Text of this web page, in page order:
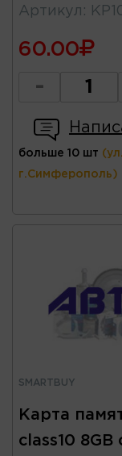
Артикул :
60.00
-
больше 10 шт
г.Симферополь)
SMARTBUY
Карта
class10 8GB